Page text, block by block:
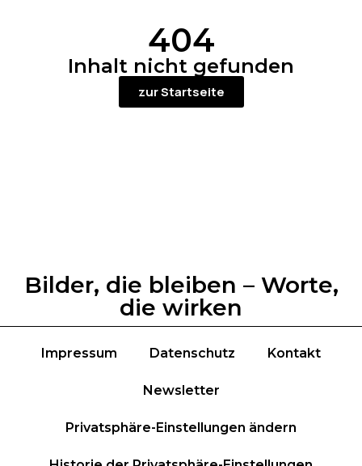
404
Inhalt nicht gefunden
zur Startseite
Bilder, die bleiben – Worte,
die wirken
Impressum Datenschutz Kontakt
Newsletter
Privatsphäre-Einstellungen ändern